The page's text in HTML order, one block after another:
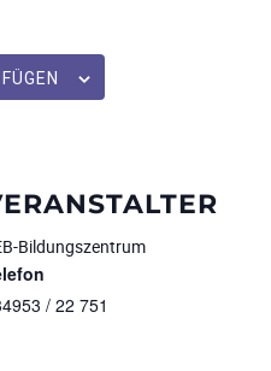
Bildungszentrum
/ 22 751